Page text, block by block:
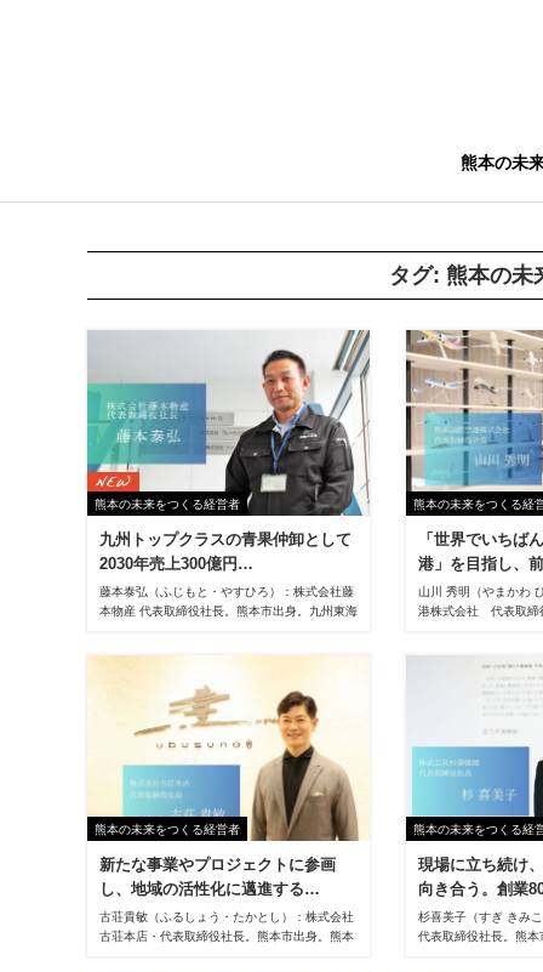
熊本の未
タグ: 熊本の未
熊本の未来をつくる経営者
九州トップクラスの青果仲卸として
2030年売上300億円…
藤本泰弘（ふじもと・やすひろ）：株式会社藤
本物産 代表取締役社長。熊本市出身。九州東海
2009年専務、2013年5月に代表取締役社長就
熊本の未来をつくる経
「世界でいちば
港」を目指し、
山川 秀明（やまかわ
港株式会社 代表取締
発に従事。以後、
2008年4月東京ミッ
長、2009年4月広報
開発企画部長兼豊洲
2019年秘書部長など
国際空港株式会社執行
に代表取締役社長就任
熊本の未来をつくる経営者
新たな事業やプロジェクトに参画
し、地域の活性化に邁進する…
古荘貴敏（ふるしょう・たかとし）：株式会社
古荘本店・代表取締役社長。熊本市出身。熊本
熊本の未来をつくる経
現場に立ち続け
向き合う。創業
杉喜美子（すぎ きみ
代表取締役社長。熊